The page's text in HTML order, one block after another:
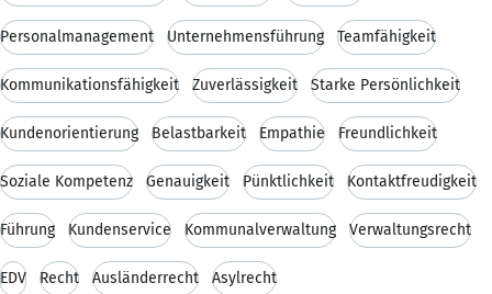
Personalmanagement Unternehmensführung Teamfähigkeit
Kommunikationsfähigkeit Zuverlässigkeit Starke Persönlichkeit
Kundenorientierung Belastbarkeit Empathie Freundlichkeit
Soziale Kompetenz Genauigkeit Pünktlichkeit Kontaktfreudigkeit
Führung Kundenservice Kommunalverwaltung Verwaltungsrecht
EDV Recht Ausländerrecht Asylrecht